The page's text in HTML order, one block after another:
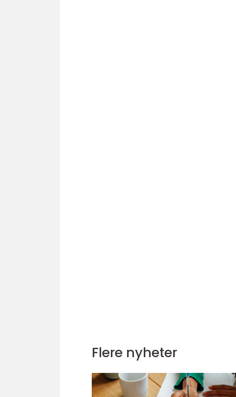
Flere nyheter